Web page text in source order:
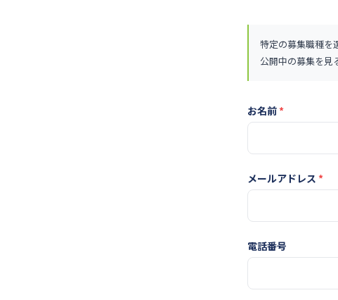
特定の募集職種を
公開中の募集を見
お名前 *
メールアドレス *
電話番号